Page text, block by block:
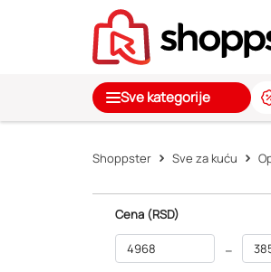
Sve kategorije
Shoppster Sve za kuću
Cena (RSD)
–